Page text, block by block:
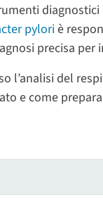
pyloriè
precisa
l’analisi del
e come